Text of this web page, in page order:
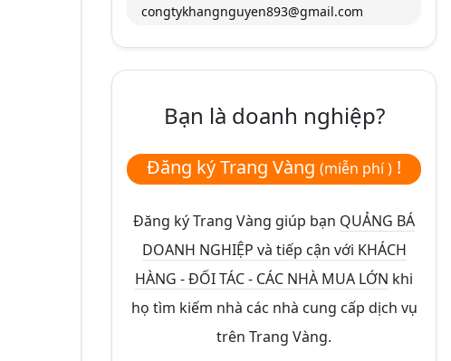
congtykhangnguyen893@gmail.com
Bạn là doanh nghiệp?
Đăng ký Trang Vàng (miễn phí ) !
Đăng ký Trang Vàng giúp bạn QUẢNG BÁ
DOANH NGHIỆP và tiếp cận với KHÁCH
HÀNG - ĐỐI TÁC - CÁC NHÀ MUA LỚN khi
họ tìm kiếm nhà các nhà cung cấp dịch vụ
trên Trang Vàng.